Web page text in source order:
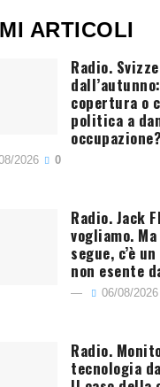
ARTICOLI
Radio.
copertura o
politica a
occupazione?
2026 0
Radio. Jack
vogliamo.
segue, c’è
non esente
06/08/2026
Radio.
tecnologia